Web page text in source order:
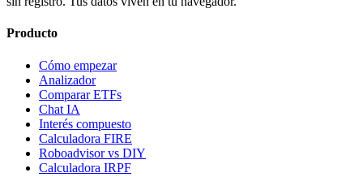
Producto
Cómo empezar
Analizador
Comparar ETFs
Chat IA
Interés compuesto
Calculadora FIRE
Roboadvisor vs DIY
Calculadora IRPF